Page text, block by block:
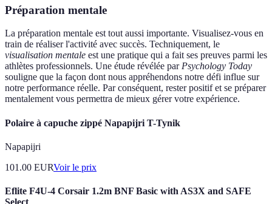
Préparation mentale
La préparation mentale est tout aussi importante. Visualisez-vous en
train de réaliser l'activité avec succès. Techniquement, le
visualisation mentale est une pratique qui a fait ses preuves parmi les
athlètes professionnels. Une étude révélée par Psychology Today
souligne que la façon dont nous appréhendons notre défi influe sur
notre performance réelle. Par conséquent, rester positif et se préparer
mentalement vous permettra de mieux gérer votre expérience.
Polaire à capuche zippé Napapijri T-Tynik
Napapijri
101.00 EURVoir le prix
Eflite F4U-4 Corsair 1.2m BNF Basic with AS3X and SAFE